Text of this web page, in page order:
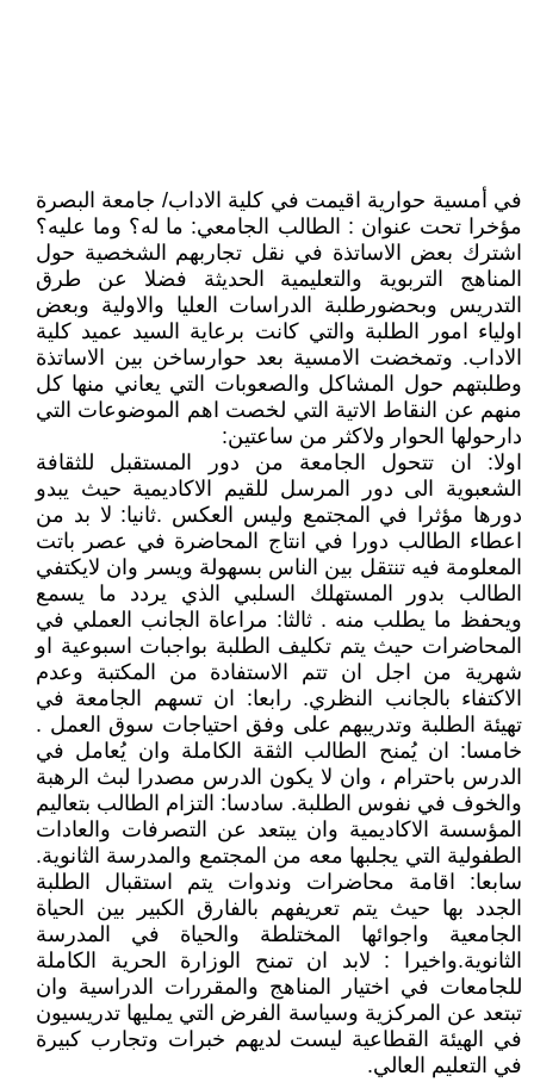
في أمسية حوارية اقيمت في كلية الاداب/ جامعة البصرة
مؤخرا تحت عنوان : الطالب الجامعي: ما له؟ وما عليه؟
اشترك بعض الاساتذة في نقل تجاربهم الشخصية حول
المناهج التربوية والتعليمية الحديثة فضلا عن طرق
التدريس وبحضورطلبة الدراسات العليا والاولية وبعض
اولياء امور الطلبة والتي كانت برعاية السيد عميد كلية
الاداب. وتمخضت الامسية بعد حوارساخن بين الاساتذة
وطلبتهم حول المشاكل والصعوبات التي يعاني منها كل
منهم عن النقاط الاتية التي لخصت اهم الموضوعات التي
دارحولها الحوار ولاكثر من ساعتين:
اولا: ان تتحول الجامعة من دور المستقبل للثقافة
الشعبوية الى دور المرسل للقيم الاكاديمية حيث يبدو
دورها مؤثرا في المجتمع وليس العكس .ثانيا: لا بد من
اعطاء الطالب دورا في انتاج المحاضرة في عصر باتت
المعلومة فيه تنتقل بين الناس بسهولة ويسر وان لايكتفي
الطالب بدور المستهلك السلبي الذي يردد ما يسمع
ويحفظ ما يطلب منه . ثالثا: مراعاة الجانب العملي في
المحاضرات حيث يتم تكليف الطلبة بواجبات اسبوعية او
شهرية من اجل ان تتم الاستفادة من المكتبة وعدم
الاكتفاء بالجانب النظري. رابعا: ان تسهم الجامعة في
تهيئة الطلبة وتدريبهم على وفق احتياجات سوق العمل .
خامسا: ان يُمنح الطالب الثقة الكاملة وان يُعامل في
الدرس باحترام ، وان لا يكون الدرس مصدرا لبث الرهبة
والخوف في نفوس الطلبة. سادسا: التزام الطالب بتعاليم
المؤسسة الاكاديمية وان يبتعد عن التصرفات والعادات
الطفولية التي يجلبها معه من المجتمع والمدرسة الثانوية.
سابعا: اقامة محاضرات وندوات يتم استقبال الطلبة
الجدد بها حيث يتم تعريفهم بالفارق الكبير بين الحياة
الجامعية واجوائها المختلطة والحياة في المدرسة
الثانوية.واخيرا : لابد ان تمنح الوزارة الحرية الكاملة
للجامعات في اختيار المناهج والمقررات الدراسية وان
تبتعد عن المركزية وسياسة الفرض التي يمليها تدريسيون
في الهيئة القطاعية ليست لديهم خبرات وتجارب كبيرة
في التعليم العالي.